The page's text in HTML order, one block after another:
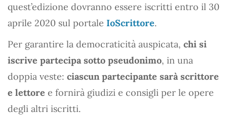
quest’edizione dovranno essere iscritti entro il 30
aprile 2020 sul portale IoScrittore.
Per garantire la democraticità auspicata, chi si
iscrive partecipa sotto pseudonimo, in una
doppia veste: ciascun partecipante sarà scrittore
e lettore e fornirà giudizi e consigli per le opere
degli altri iscritti.